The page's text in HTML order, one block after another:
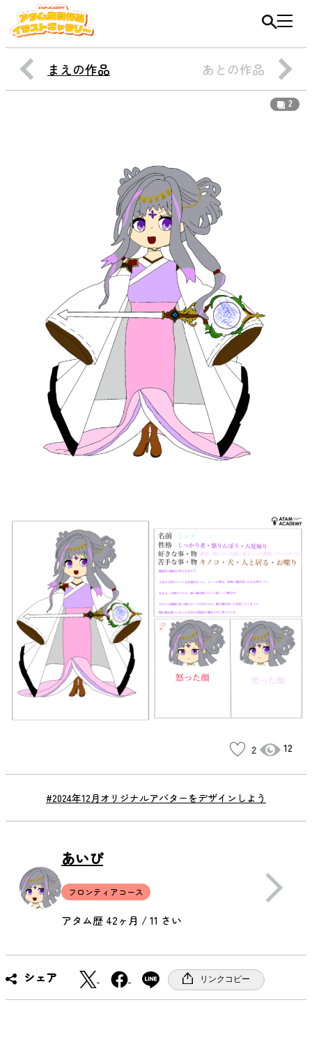
まえの作品 あとの作品
2
#2024年12月オリジナルアバターをデザインしよう
2 12
あいぴ
フロンティアコース
アタム歴 42ヶ月 / 11 さい
シェア
a
c
リンクコピー